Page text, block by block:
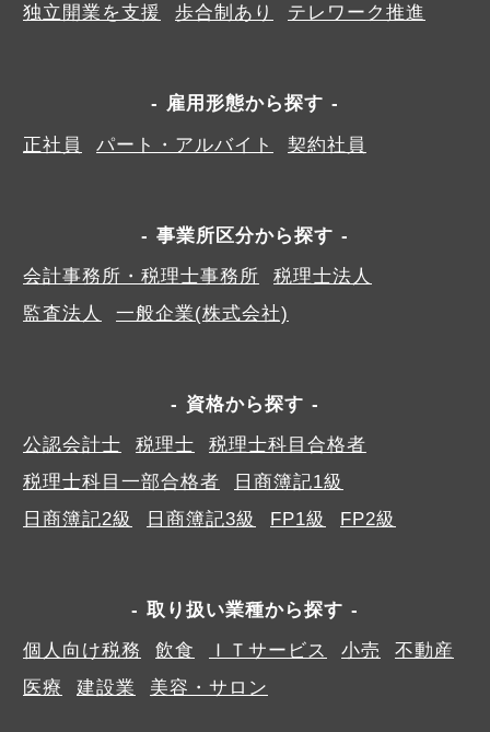
独立開業を支援
歩合制あり テレワーク推進
雇用形態から探す
正社員
パート・アルバイト 契約社員
事業所区分から探す
会計事務所・税理士事務所
税理士法人
監査法人
一般企業(株式会社)
資格から探す
公認会計士
税理士
税理士科目合格者
税理士科目一部合格者
日商簿記1級
日商簿記2級
日商簿記3級 FP1級 FP2級
取り扱い業種から探す
個人向け税務
飲食 ＩＴサービス 小売
不動産
医療
建設業 美容・サロン